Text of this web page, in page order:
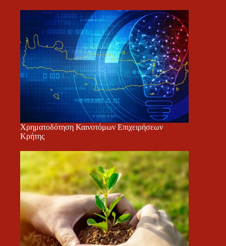
Χρηματοδότηση Καινοτόμων Επιχειρήσεων
Κρήτης